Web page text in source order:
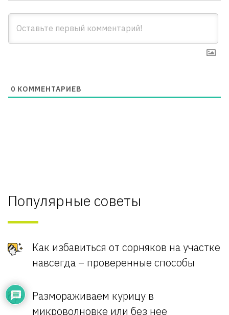
0 КОММЕНТАРИЕВ
Популярные советы
Как избавиться от сорняков на участке
навсегда – проверенные способы
Размораживаем курицу в
микроволновке или без нее